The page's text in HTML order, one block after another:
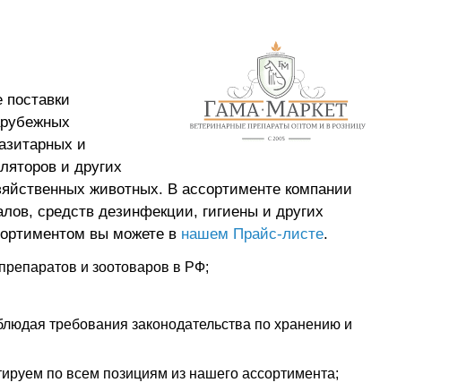
и
и других
животных. В ассортименте компании
средств дезинфекции, гигиены и других
вы можете в нашем Прайс-листе.
и зоотоваров в РФ;
требования законодательства по хранению и
по всем позициям из нашего ассортимента;